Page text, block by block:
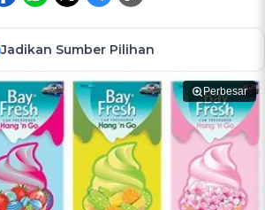
Jadikan Sumber Pilihan
Perbesar